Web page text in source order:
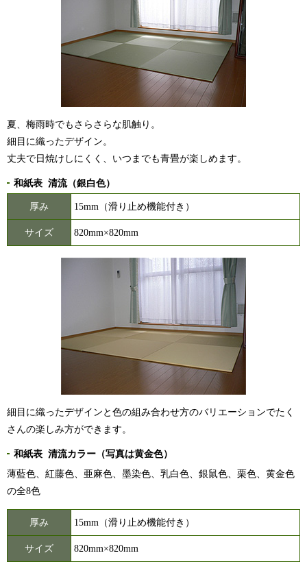
夏、梅雨時でもさらさらな肌触り。
細目に織ったデザイン。
丈夫で日焼けしにくく、いつまでも青畳が楽しめます。
和紙表 清流（銀白色）
厚み 15mm（滑り止め機能付き）
サイズ 820mm×820mm
細目に織ったデザインと色の組み合わせ方のバリエーションでたく
さんの楽しみ方ができます。
和紙表 清流カラー（写真は黄金色）
薄藍色、紅藤色、亜麻色、墨染色、乳白色、銀鼠色、栗色、黄金色
の全8色
厚み 15mm（滑り止め機能付き）
サイズ 820mm×820mm